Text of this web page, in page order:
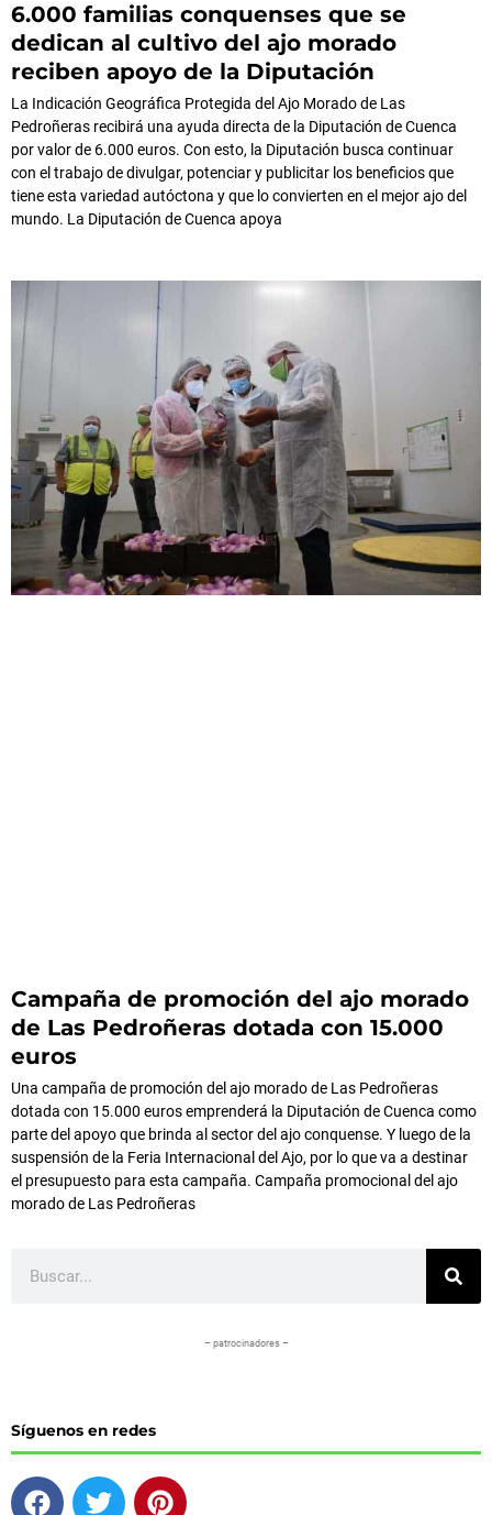
6.000 familias conquenses que se
dedican al cultivo del ajo morado
reciben apoyo de la Diputación
La Indicación Geográfica Protegida del Ajo Morado de Las
Pedroñeras recibirá una ayuda directa de la Diputación de Cuenca
por valor de 6.000 euros. Con esto, la Diputación busca continuar
con el trabajo de divulgar, potenciar y publicitar los beneficios que
tiene esta variedad autóctona y que lo convierten en el mejor ajo del
mundo. La Diputación de Cuenca apoya
Campaña de promoción del ajo morado
de Las Pedroñeras dotada con 15.000
euros
Una campaña de promoción del ajo morado de Las Pedroñeras
dotada con 15.000 euros emprenderá la Diputación de Cuenca como
parte del apoyo que brinda al sector del ajo conquense. Y luego de la
suspensión de la Feria Internacional del Ajo, por lo que va a destinar
el presupuesto para esta campaña. Campaña promocional del ajo
morado de Las Pedroñeras
– patrocinadores –
Síguenos en redes
F
T
P